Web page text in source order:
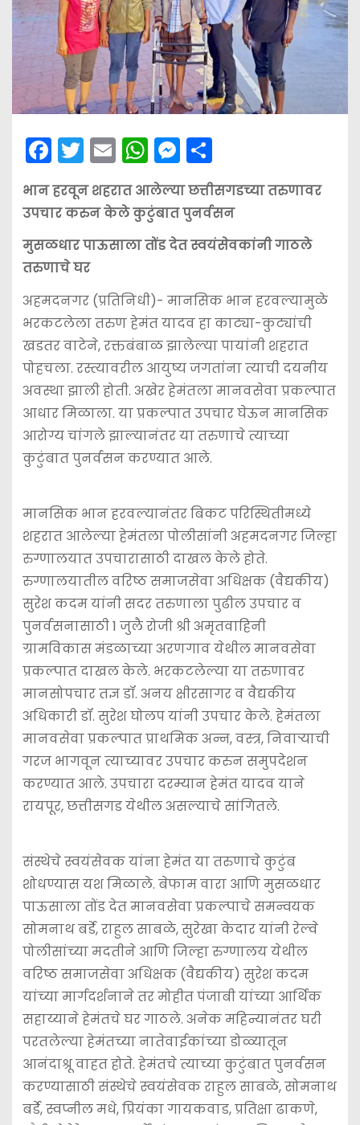
F
a
c
e
b
o
o
k
T
w
itt
er
E
m
ai
l
W
h
a
ts
A
p
M
e
s
s
e
g
er
S
h
ar
e
भान हरवून शहरात आलेल्या छत्तीसगडच्या तरुणावर
उपचार करुन केले कुटुंबात पुनर्वसन
मुसळधार पाऊसाला तोंड देत स्वयंसेवकांनी गाठले
तरुणाचे घर
अहमदनगर (प्रतिनिधी)- मानसिक भान हरवल्यामुळे
भरकटलेला तरुण हेमंत यादव हा काट्या-कुट्यांची
खडतर वाटेने, रक्तबंबाळ झालेल्या पायांनी शहरात
पोहचला. रस्त्यावरील आयुष्य जगतांंना त्याची दयनीय
अवस्था झाली होती. अखेर हेमंतला मानवसेवा प्रकल्पात
आधार मिळाला. या प्रकल्पात उपचार घेऊन मानसिक
आरोग्य चांगले झाल्यानंतर या तरुणाचे त्याच्या
कुटुंबात पुनर्वसन करण्यात आले.
मानसिक भान हरवल्यानंतर बिकट परिस्थितीमध्ये
शहरात आलेल्या हेमंतला पोलीसांनी अहमदनगर जिल्हा
रुग्णालयात उपचारासाठी दाखल केले होते.
रुग्णालयातील वरिष्ठ समाजसेवा अधिक्षक (वैद्यकीय)
सुरेश कदम यांनी सदर तरुणाला पुढील उपचार व
पुनर्वसनासाठी 1 जुलै रोजी श्री अमृतवाहिनी
ग्रामविकास मंडळाच्या अरणगाव येथील मानवसेवा
प्रकल्पात दाखल केले. भरकटलेल्या या तरुणावर
मानसोपचार तज्ञ डॉ. अनय क्षीरसागर व वैद्यकीय
अधिकारी डॉ. सुरेश घोलप यांनी उपचार केले. हेमंतला
मानवसेवा प्रकल्पात प्राथमिक अन्न, वस्त्र, निवार्‍याची
गरज भागवून त्याच्यावर उपचार करुन समुपदेशन
करण्यात आले. उपचारा दरम्यान हेमंत यादव याने
रायपूर, छत्तीसगड येथील असल्याचे सांगितले.
संस्थेचे स्वयंसेवक यांना हेमंत या तरुणाचे कुटुंब
शोधण्यास यश मिळाले. बेफाम वारा आणि मुसळधार
पाऊसाला तोंड देत मानवसेवा प्रकल्पाचे समन्वयक
सोमनाथ बर्डे, राहुल साबळे, सुरेखा केदार यांनी रेल्वे
पोलीसांच्या मदतीने आणि जिल्हा रुग्णालय येथील
वरिष्ठ समाजसेवा अधिक्षक (वैद्यकीय) सुरेश कदम
यांच्या मार्गदर्शनाने तर मोहीत पंजाबी यांच्या आर्थिक
सहाय्याने हेमंतचे घर गाठले. अनेक महिन्यानंतर घरी
परतलेल्या हेमंतच्या नातेवाईकांच्या डोळ्यातून
आनंदाश्रू वाहत होते. हेमंतचे त्याच्या कुटुंबात पुनर्वसन
करण्यासाठी संस्थेचे स्वयंसेवक राहुल साबळे, सोमनाथ
बर्डे, स्वप्नील मधे, प्रियंका गायकवाड, प्रतिक्षा ढाकणे,